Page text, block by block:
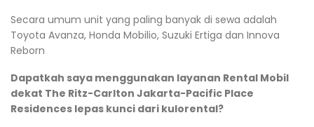
Secara umum unit yang paling banyak di sewa adalah
Toyota Avanza, Honda Mobilio, Suzuki Ertiga dan Innova
Reborn
Dapatkah saya menggunakan layanan Rental Mobil
dekat The Ritz-Carlton Jakarta-Pacific Place
Residences lepas kunci dari kulorental?